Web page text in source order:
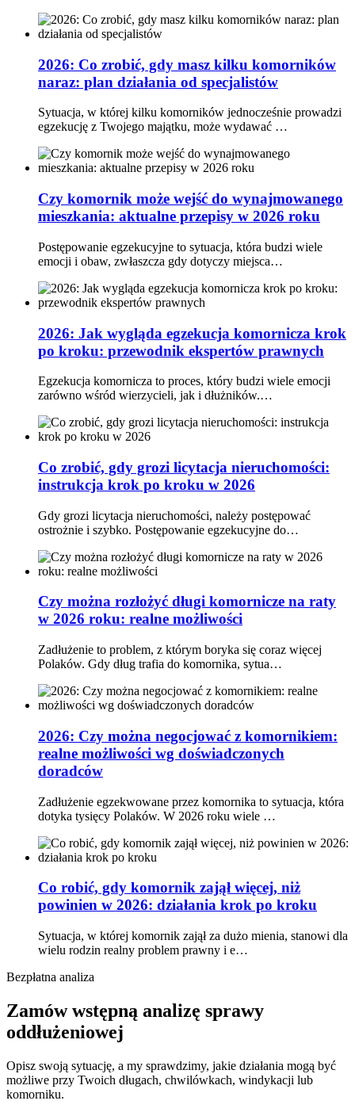
2026: Co zrobić, gdy masz kilku komorników
naraz: plan działania od specjalistów
Sytuacja, w której kilku komorników jednocześnie prowadzi
egzekucję z Twojego majątku, może wydawać …
Czy komornik może wejść do wynajmowanego
mieszkania: aktualne przepisy w 2026 roku
Postępowanie egzekucyjne to sytuacja, która budzi wiele
emocji i obaw, zwłaszcza gdy dotyczy miejsca…
2026: Jak wygląda egzekucja komornicza krok
po kroku: przewodnik ekspertów prawnych
Egzekucja komornicza to proces, który budzi wiele emocji
zarówno wśród wierzycieli, jak i dłużników.…
Co zrobić, gdy grozi licytacja nieruchomości:
instrukcja krok po kroku w 2026
Gdy grozi licytacja nieruchomości, należy postępować
ostrożnie i szybko. Postępowanie egzekucyjne do…
Czy można rozłożyć długi komornicze na raty
w 2026 roku: realne możliwości
Zadłużenie to problem, z którym boryka się coraz więcej
Polaków. Gdy dług trafia do komornika, sytua…
2026: Czy można negocjować z komornikiem:
realne możliwości wg doświadczonych
doradców
Zadłużenie egzekwowane przez komornika to sytuacja, która
dotyka tysięcy Polaków. W 2026 roku wiele …
Co robić, gdy komornik zajął więcej, niż
powinien w 2026: działania krok po kroku
Sytuacja, w której komornik zajął za dużo mienia, stanowi dla
wielu rodzin realny problem prawny i e…
Bezpłatna analiza
Zamów wstępną analizę sprawy
oddłużeniowej
Opisz swoją sytuację, a my sprawdzimy, jakie działania mogą być
możliwe przy Twoich długach, chwilówkach, windykacji lub
komorniku.